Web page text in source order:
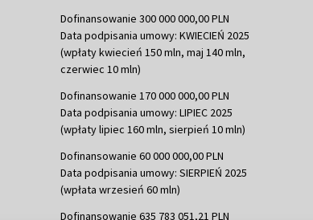
Dofinansowanie 300 000 000,00 PLN
Data podpisania umowy: KWIECIEŃ 2025
(wpłaty kwiecień 150 mln, maj 140 mln,
czerwiec 10 mln)
Dofinansowanie 170 000 000,00 PLN
Data podpisania umowy: LIPIEC 2025
(wpłaty lipiec 160 mln, sierpień 10 mln)
Dofinansowanie 60 000 000,00 PLN
Data podpisania umowy: SIERPIEŃ 2025
(wpłata wrzesień 60 mln)
Dofinansowanie 635 783 051,21 PLN